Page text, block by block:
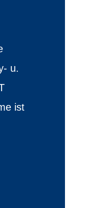
u.
ist